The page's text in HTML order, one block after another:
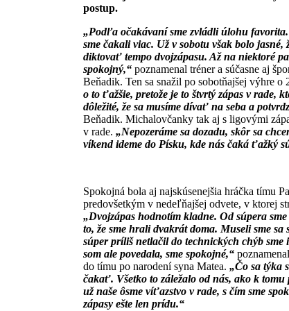
postup.
„Podľa očakávaní sme zvládli úlohu
sme čakali viac. Už v sobotu však bolo jasné,
diktovať tempo dvojzápasu. Až na niektoré
spokojný,“ poznamenal tréner a súčasne aj
Beňadik. Ten sa snažil po sobotňajšej výhre
o to ťažšie, pretože je to štvrtý zápas v rade,
dôležité, že sa musíme dívať na seba a
Beňadik. Michalovčanky tak aj s ligovými
v rade. „Nepozeráme sa dozadu, skôr sa
víkend ideme do Písku, kde nás čaká ťažký
Spokojná bola aj najskúsenejšia hráčka tímu
predovšetkým v nedeľňajšej odvete, v ktorej
„Dvojzápas hodnotím kladne. Od súpera
to, že sme hrali dvakrát doma. Museli sme
súper príliš netlačil do technických chýb
som ale povedala, sme spokojné,“
do tímu po narodení syna Matea. „Čo sa týka
čakať. Všetko to záležalo od nás, ako k
už naše ôsme víťazstvo v rade, s čím sme
zápasy ešte len prídu.“